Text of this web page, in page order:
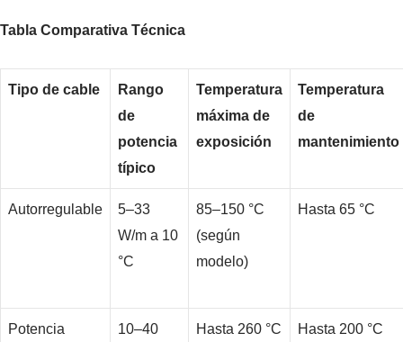
Tabla Comparativa Técnica
Tipo de cable
Rango
de
potencia
típico
Temperatura
máxima de
exposición
Temperatura
de
mantenimiento
Autorregulable
5–33
W/m a 10
°C
85–150 °C
(según
modelo)
Hasta 65 °C
Potencia
10–40
Hasta 260 °C Hasta 200 °C